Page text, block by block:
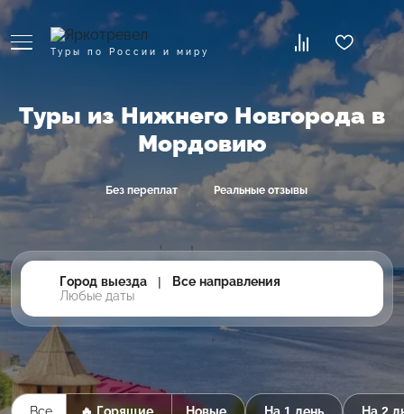
Туры по России и миру
Туры из Нижнего Новгорода в
Мордовию
Без переплат Реальные отзывы
Город выезда |
Все направления
Любые даты
Все 🔥 Горящие Новые На 1 день На 2